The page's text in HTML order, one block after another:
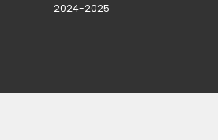
2024-2025